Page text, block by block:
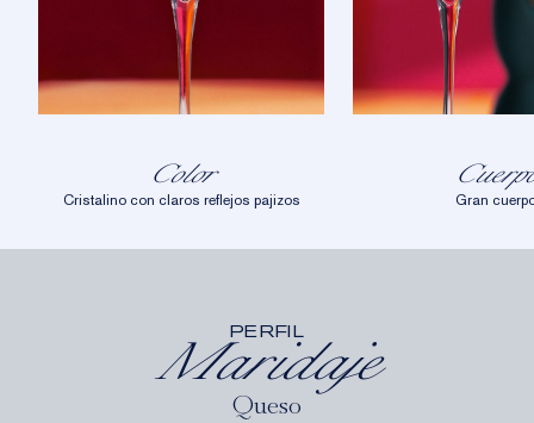
Color
Cristalino con claros reflejos pajizos Gran
PERFIL
Maridaje
Queso